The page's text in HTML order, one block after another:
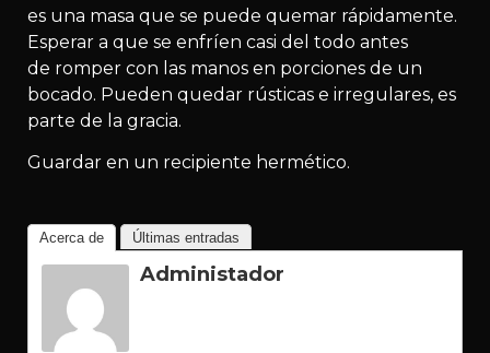
es una masa que se puede quemar rápidamente.
Esperar a que se enfríen casi del todo antes
de romper con las manos en porciones de un
bocado. Pueden quedar rústicas e irregulares, es
parte de la gracia.
Guardar en un recipiente hermético.
Acerca de Últimas entradas
Administador